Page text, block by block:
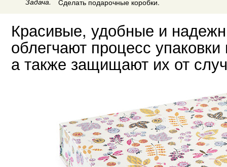
Красивые, удобные и
облегчают процесс
а также защищают их от